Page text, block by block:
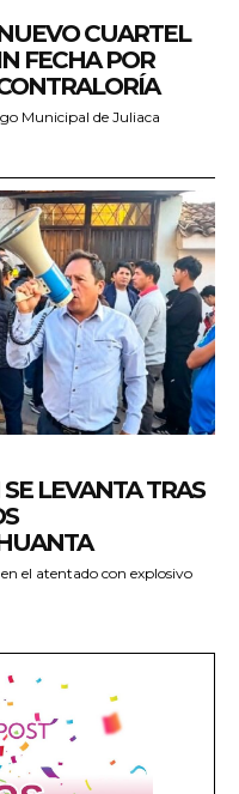
CUARTEL
FECHA POR
Municipal de Juliaca
LEVANTA TRAS
el atentado con explosivo